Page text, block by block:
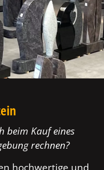
beim Kauf eines
rechnen?
hochwertige und